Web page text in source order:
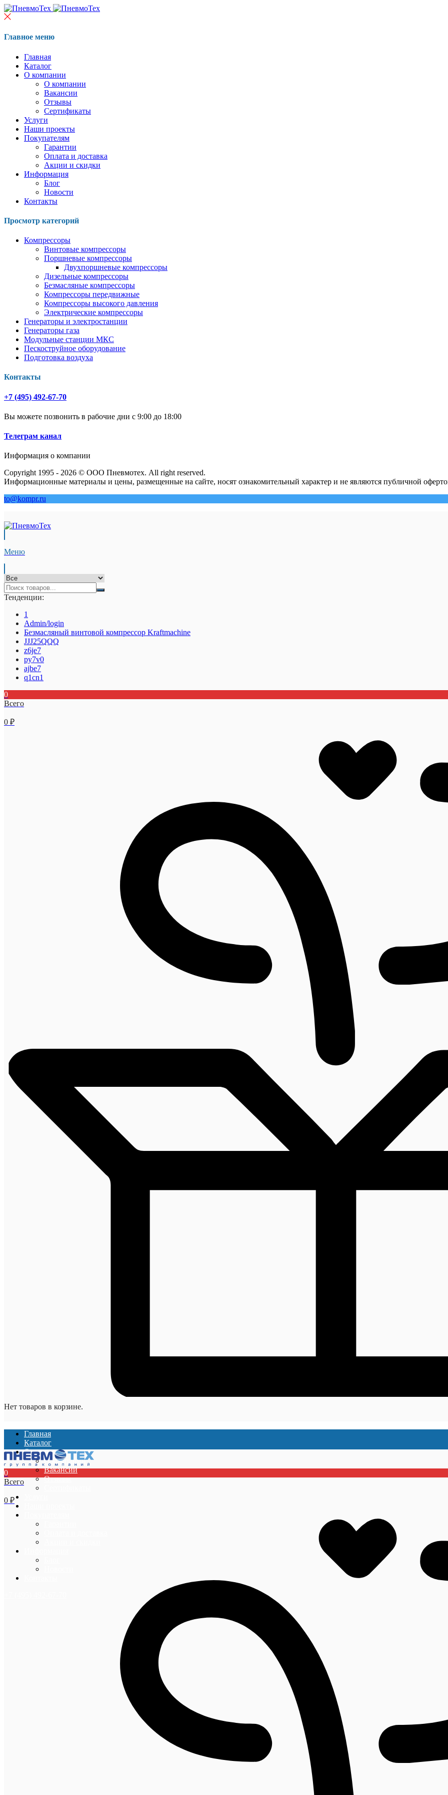
Главное меню
Главная
Каталог
О компании
О компании
Вакансии
Отзывы
Сертификаты
Услуги
Наши проекты
Покупателям
Гарантии
Оплата и доставка
Акции и скидки
Информация
Блог
Новости
Контакты
Просмотр категорий
Компрессоры
Винтовые компрессоры
Поршневые компрессоры
Двухпоршневые компрессоры
Дизельные компрессоры
Безмасляные компрессоры
Компрессоры передвижные
Компрессоры высокого давления
Электрические компрессоры
Генераторы и электростанции
Генераторы газа
Модульные станции МКС
Пескоструйное оборудование
Подготовка воздуха
Контакты
+7 (495) 492-67-70
Вы можете позвонить в рабочие дни с 9:00 до 18:00
Телеграм канал
Информация о компании
Copyright 1995 - 2026 © ООО Пневмотех. All right reserved.
Информационные материалы и цены, размещенные на сайте, носят ознакомительный характер и не являются публичной
to@kompr.ru
Меню
Тенденции:
1
Admin/login
Безмасляный винтовой компрессор Kraftmaсhine
JJJ25QQQ
z6je7
py7v0
ajbe7
q1cn1
0
Всего
0 ₽
Нет товаров в корзине.
Главная
Каталог
О компании
О компании
Вакансии
Отзывы
0
Всего
0 ₽